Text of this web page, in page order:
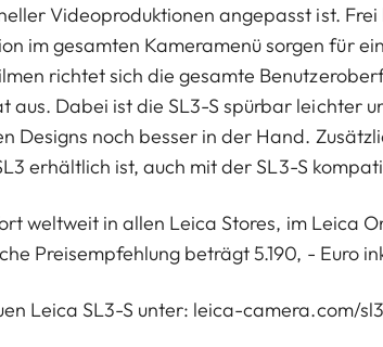
Videoproduktionen angepasst ist.
im gesamten Kameramenü sorgen für
richtet sich die gesamte
aus. Dabei ist die SL3-S spürbar leichter
Designs noch besser in der Hand.
erhältlich ist, auch mit der SL3-S
weltweit in allen Leica Stores, im Leica
Preisempfehlung beträgt 5.190, - Euro
Leica SL3-S unter: leica-camera.com/